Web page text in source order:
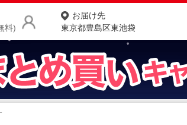
料)
お届け先
東京都豊島区東池袋
商品をさがす